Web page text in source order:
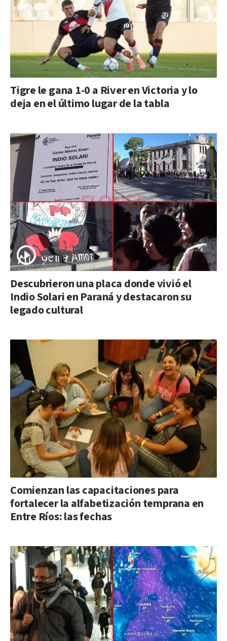
Tigre le gana 1-0 a River en Victoria y lo
deja en el último lugar de la tabla
Descubrieron una placa donde vivió el
Indio Solari en Paraná y destacaron su
legado cultural
Comienzan las capacitaciones para
fortalecer la alfabetización temprana en
Entre Ríos: las fechas